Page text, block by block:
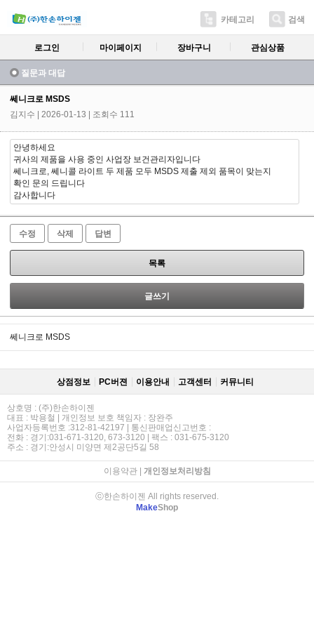
카테고리 검색
로그인 마이페이지 장바구니 관심상품
질문과 대답
쎄니크로 MSDS
김지수
| 2026-01-13 | 조회수 111
안녕하세요
귀사의 제품을 사용 중인 사업장 보건관리자입니다
쎄니크로, 쎄니콜 라이트 두 제품 모두 MSDS 제출 제외 품목이 맞는지
확인 문의 드립니다
감사합니다
수정 삭제 답변
목록
글쓰기
쎄니크로 MSDS
상점정보 PC버젼 이용안내 고객센터 커뮤니티
상호명 : (주)한손하이젠
대표 : 박용철 | 개인정보 보호 책임자 : 장완주
사업자등록번호 :312-81-42197 | 통신판매업신고번호 :
전화 : 경기:031-671-3120, 673-3120 | 팩스 : 031-675-3120
주소 : 경기:안성시 미양면 제2공단5길 58
이용약관| 개인정보처리방침
ⓒ한손하이젠 All rights reserved.
MakeShop